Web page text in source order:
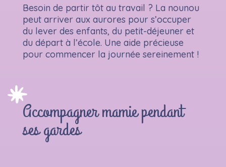
Besoin de partir tôt au travail ? La nounou
peut arriver aux aurores pour s’occuper
du lever des enfants, du petit-déjeuner et
du départ à l’école. Une aide précieuse
pour commencer la journée sereinement !
Accompagner mamie pendant
ses gardes